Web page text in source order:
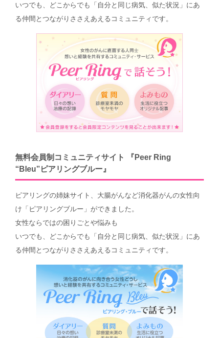
いつでも、どこからでも「自分と同じ病気、似た状況」にあ
る仲間とつながりささえあえるコミュニティです。
無料会員制コミュニティサイト 『Peer Ring
“Bleu”ピアリングブルー』
ピアリングの姉妹サイト、大腸がんなど消化器がんの女性向
け「ピアリングブルー」ができました。
女性ならではの困りごとや悩みも
いつでも、どこからでも「自分と同じ病気、似た状況」にあ
る仲間とつながりささえあえるコミュニティです。